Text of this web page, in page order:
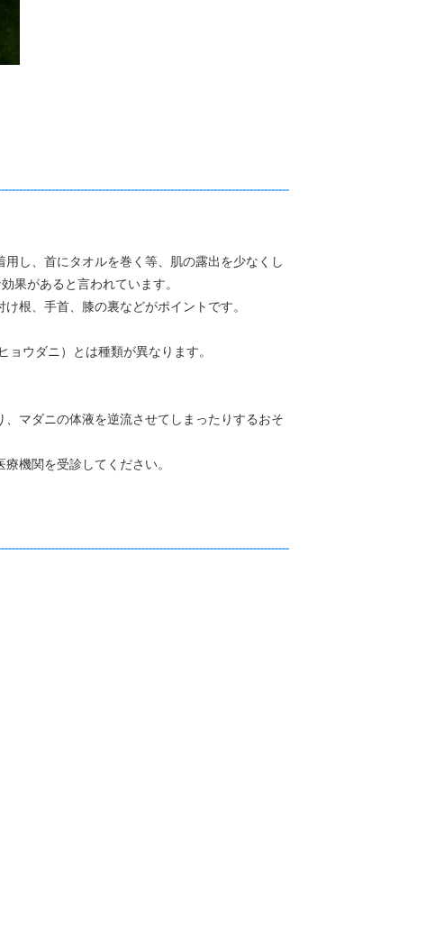
。
し、首にタオルを巻く等、肌の露出を少なくし
果があると言われています。
け根、手首、膝の裏などがポイントです。
ョウダニ）とは種類が異なります。
＞
マダニの体液を逆流させてしまったりするおそ
てください。
機関を受診してください。